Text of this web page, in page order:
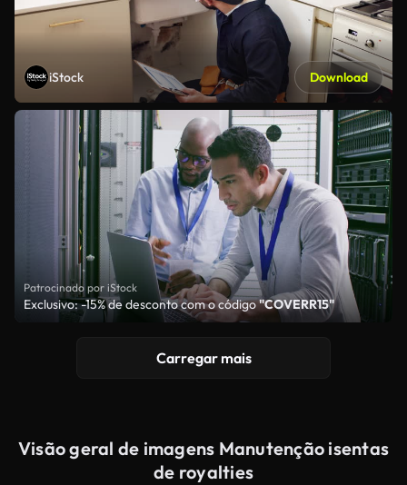
iStock Download
Patrocinado por iStock
Exclusivo: -15% de desconto com o código"COVERR15"
Carregar mais
Visão geral de imagens Manutenção isentas
de royalties